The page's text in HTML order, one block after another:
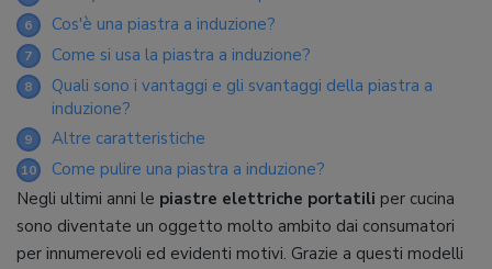
6 Cos'è una piastra a induzione?
7 Come si usa la piastra a induzione?
8
Quali sono i vantaggi e gli svantaggi della piastra a
induzione?
9 Altre caratteristiche
10
Come pulire una piastra a induzione?
Negli ultimi anni le piastre elettriche portatili per cucina
sono diventate un oggetto molto ambito dai consumatori
per innumerevoli ed evidenti motivi. Grazie a questi modelli